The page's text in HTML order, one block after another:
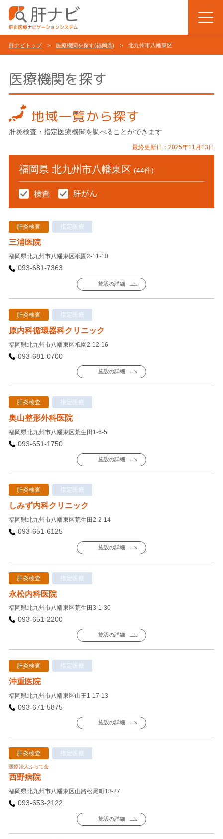
肝ナビトップ> 医療機関を探す(福岡県) > 北九州市八幡東区
医療機関を探す
地域一覧から探す
肝炎検査・指定医療機関を調べることができます
最終更新日：2025年11月13日
福岡県 北九州市八幡東区 (44件)
肝炎検査 指定医療
三浦医院
福岡県北九州市八幡東区祇園2-11-10
093-681-7363
施設の詳細
肝炎検査 指定医療
原内科循環器科クリニック
福岡県北九州市八幡東区祇園2-12-16
093-681-0700
施設の詳細
肝炎検査 指定医療
奥山整形外科医院
福岡県北九州市八幡東区荒生田1-6-5
093-651-1750
施設の詳細
肝炎検査 指定医療
しみず内科クリニック
福岡県北九州市八幡東区荒生田2-2-14
093-651-6125
施設の詳細
肝炎検査 指定医療
永松内科医院
福岡県北九州市八幡東区荒生田3-1-30
093-651-2200
施設の詳細
肝炎検査 指定医療
沖重医院
福岡県北九州市八幡東区山王1-17-13
093-671-5875
施設の詳細
肝炎検査 指定医療
医療法人ふらて会
西野病院
福岡県北九州市八幡東区山路松尾町13-27
093-653-2122
施設の詳細